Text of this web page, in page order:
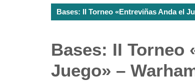
Bases: II Torneo «Entreviñas Anda el
Bases: II Torneo
Juego» –